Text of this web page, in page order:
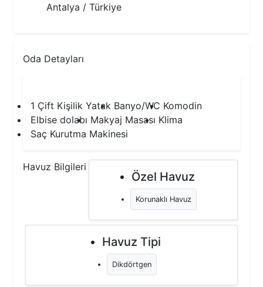
Antalya / Türkiye
Oda Detayları
1 Çift Kişilik Yatak Banyo/WC Komodin
Elbise dolabı Makyaj Masası Klima
Saç Kurutma Makinesi
Havuz Bilgileri
Özel Havuz
Korunaklı Havuz
Havuz Tipi
Dikdörtgen